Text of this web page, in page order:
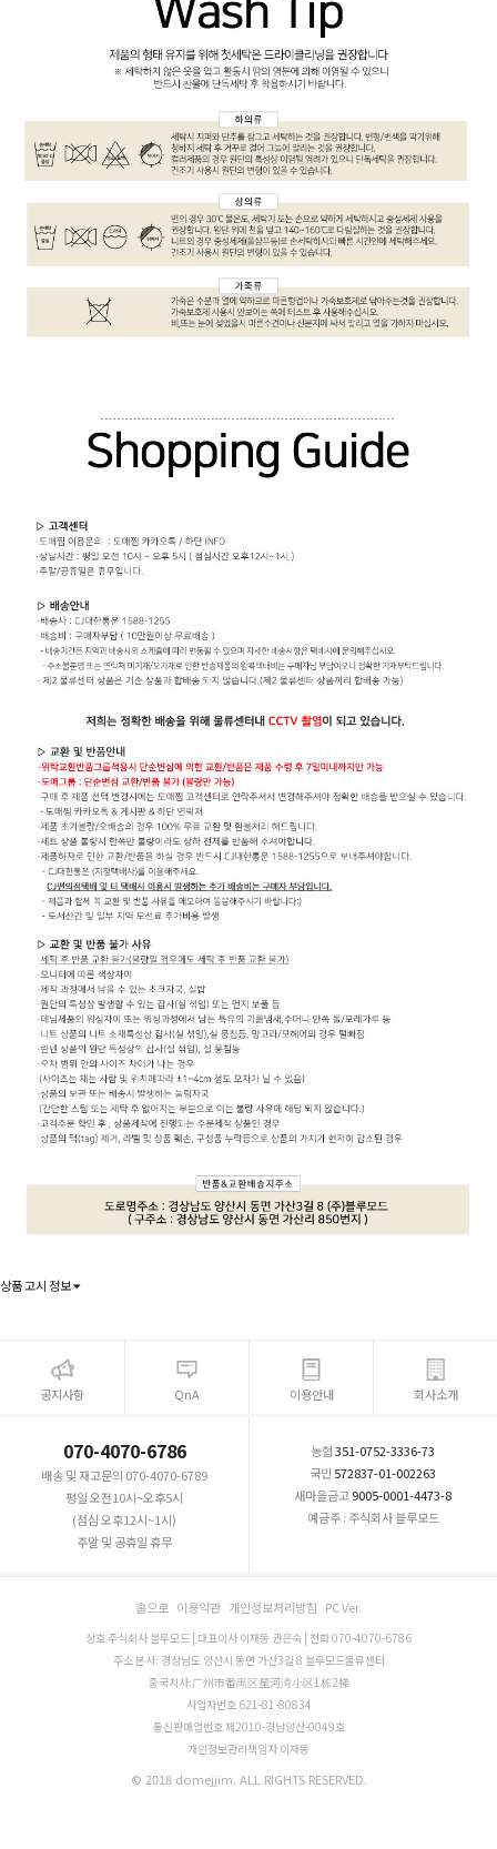
상품 고시 정보
공지사항 QnA 이용안내 회사소개
070-4070-6786
배송 및 재고문의 070-4070-6789
평일 오전10시~오후5시
(점심 오후12시~1시)
주말 및 공휴일 휴무
농협351-0752-3336-73
국민 572837-01-002263
새마을금고9005-0001-4473-8
예금주 : 주식회사 블루모드
홈으로 이용약관 개인정보처리방침 PC Ver.
상호 주식회사 블루모드 | 대표이사 이재동 권은숙 | 전화 070-4070-6786
주소 본사: 경상남도 양산시 동면 가산3길 8 블루모드물류센터
중국지사:广州市番禺区星河湾小区1栋2梯
사업자번호 621-81-80834
통신판매업번호 제2010-경남양산-0049호
개인정보관리책임자 이재동
© 2018 domejjim. ALL RIGHTS RESERVED.